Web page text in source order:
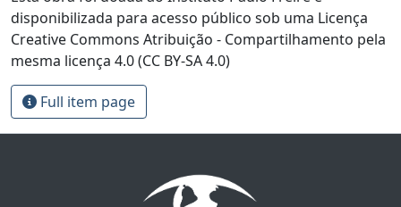
disponibilizada para acesso público sob uma Licença
Creative Commons Atribuição - Compartilhamento pela
mesma licença 4.0 (CC BY-SA 4.0)
Full item page